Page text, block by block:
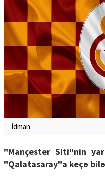
İdman
"Mançester Siti"nin
"Qalatasaray"a keçə